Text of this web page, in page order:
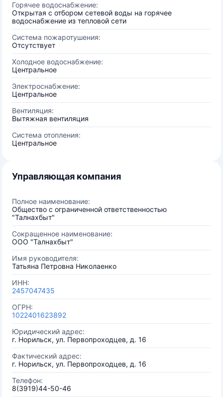
Горячее водоснабжение:
Открытая с отбором сетевой воды на горячее
водоснабжение из тепловой сети
Система пожаротушения:
Отсутствует
Холодное водоснабжение:
Центральное
Электроснабжение:
Центральное
Вентиляция:
Вытяжная вентиляция
Система отопления:
Центральное
Управляющая компания
Полное наименование:
Общество с ограниченной ответственностью
"Талнахбыт"
Сокращенное наименование:
ООО "Талнахбыт"
Имя руководителя:
Татьяна Петровна Николаенко
ИНН:
2457047435
ОГРН:
1022401623892
Юридический адрес:
г. Норильск, ул. Первопроходцев, д. 16
Фактический адрес:
г. Норильск, ул. Первопроходцев, д. 16
Телефон:
8(3919)44-50-46